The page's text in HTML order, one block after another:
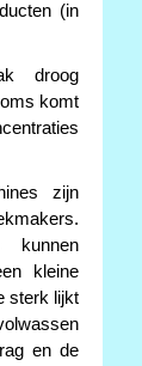
(in
droog
komt
zijn
kunnen
kleine
sterk lijkt
en de